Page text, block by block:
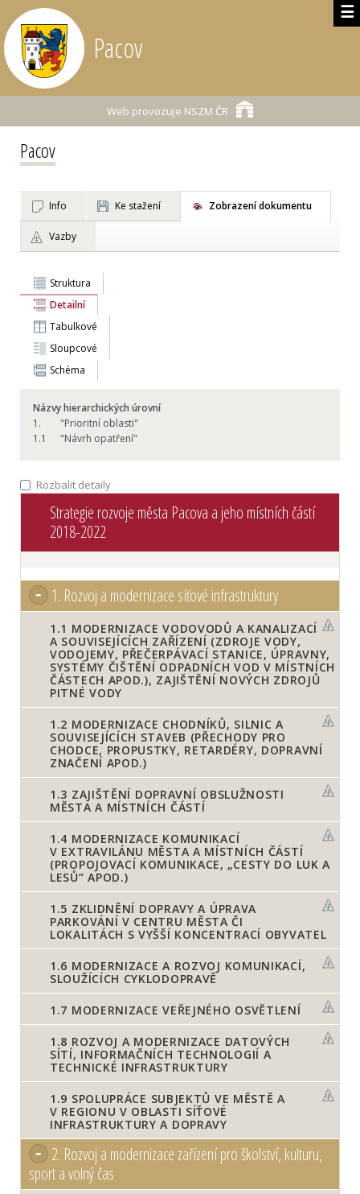
☰
Pacov
Web provozuje NSZM ČR
Pacov
Info Ke stažení Zobrazení dokumentu
Vazby
Struktura
Detailní
Tabulkové
Sloupcové
Schéma
Názvy hierarchických úrovní
1.
"Prioritní oblasti"
1.1 "Návrh opatření"
Rozbalit detaily
Strategie rozvoje města Pacova a jeho místních částí
2018-2022
1. Rozvoj a modernizace síťové infrastruktury
1.1 MODERNIZACE VODOVODŮ A KANALIZACÍ
A SOUVISEJÍCÍCH ZAŘÍZENÍ (ZDROJE VODY,
VODOJEMY, PŘEČERPÁVACÍ STANICE, ÚPRAVNY,
SYSTÉMY ČIŠTĚNÍ ODPADNÍCH VOD V MÍSTNÍCH
ČÁSTECH APOD.), ZAJIŠTĚNÍ NOVÝCH ZDROJŮ
PITNÉ VODY
1.2 MODERNIZACE CHODNÍKŮ, SILNIC A
SOUVISEJÍCÍCH STAVEB (PŘECHODY PRO
CHODCE, PROPUSTKY, RETARDÉRY, DOPRAVNÍ
ZNAČENÍ APOD.)
1.3 ZAJIŠTĚNÍ DOPRAVNÍ OBSLUŽNOSTI
MĚSTA A MÍSTNÍCH ČÁSTÍ
1.4 MODERNIZACE KOMUNIKACÍ
V EXTRAVILÁNU MĚSTA A MÍSTNÍCH ČÁSTÍ
(PROPOJOVACÍ KOMUNIKACE, „CESTY DO LUK A
LESŮ“ APOD.)
1.5 ZKLIDNĚNÍ DOPRAVY A ÚPRAVA
PARKOVÁNÍ V CENTRU MĚSTA ČI
LOKALITÁCH S VYŠŠÍ KONCENTRACÍ OBYVATEL
1.6 MODERNIZACE A ROZVOJ KOMUNIKACÍ,
SLOUŽÍCÍCH CYKLODOPRAVĚ
1.7 MODERNIZACE VEŘEJNÉHO OSVĚTLENÍ
1.8 ROZVOJ A MODERNIZACE DATOVÝCH
SÍTÍ, INFORMAČNÍCH TECHNOLOGIÍ A
TECHNICKÉ INFRASTRUKTURY
1.9 SPOLUPRÁCE SUBJEKTŮ VE MĚSTĚ A
V REGIONU V OBLASTI SÍŤOVÉ
INFRASTRUKTURY A DOPRAVY
2. Rozvoj a modernizace zařízení pro školství, kulturu,
sport a volný čas